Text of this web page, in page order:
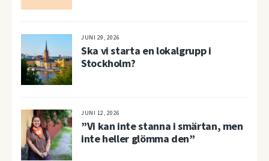
JUNI 29, 2026
Ska vi starta en lokalgrupp i
Stockholm?
JUNI 12, 2026
”Vi kan inte stanna i smärtan, men
inte heller glömma den”